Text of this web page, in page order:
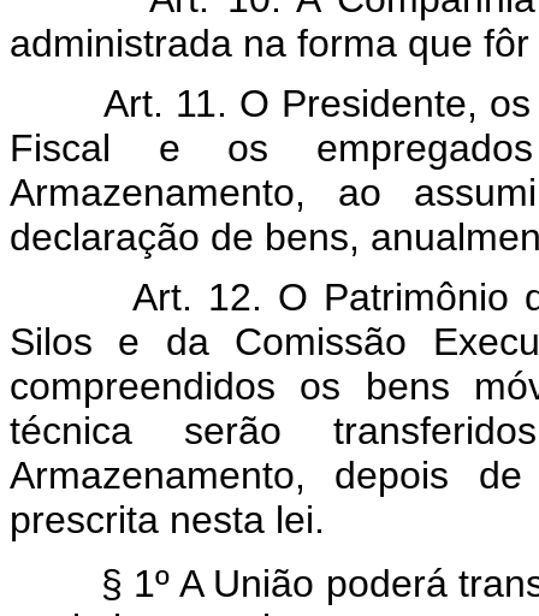
administrada na forma que
Art. 11. O Presidente,
Fiscal e os
Armazenamento, ao
declaração de bens,
Art. 12. O Patrimônio
Silos e da Comissão
compreendidos os bens
técnica serão
Armazenamento, depois
prescrita nesta lei.
§ 1º A União poderá